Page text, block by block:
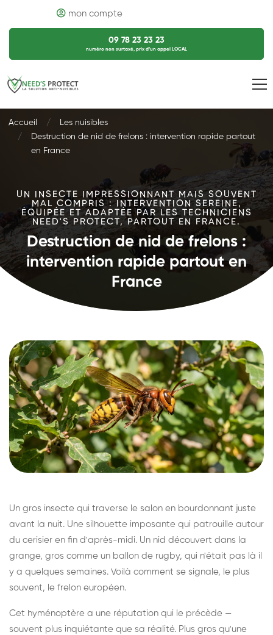
mon compte
09 78 23 23 23
numéro non surtaxé, prix d’un appel LOCAL
Accueil
Les nuisibles
Destruction de nid de frelons : intervention rapide partout
en France
UN INSECTE IMPRESSIONNANT MAIS SOUVENT
MAL COMPRIS : INTERVENTION SEREINE,
ÉQUIPÉE ET ADAPTÉE PAR LES TECHNICIENS
NEED'S PROTECT, PARTOUT EN FRANCE.
Destruction de nid de frelons :
intervention rapide partout en
France
Un gros insecte qui traverse le salon en bourdonnant juste
avant la nuit. Une silhouette imposante qui patrouille autour
du cerisier en fin d'après-midi. Un nid découvert dans la
grange, gros comme un ballon de rugby, qui n'était pas là il
y a quelques semaines. Voilà comment se signale, le plus
souvent, le frelon européen.
Cet hyménoptère a une réputation qui le précède —
souvent plus inquiétante que sa réalité. Plus gros qu'une